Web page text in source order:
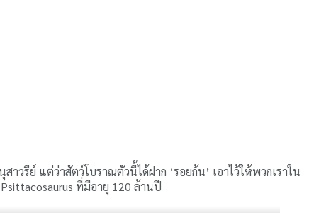
วรีย์ แต่ว่าสัตว์โบราณตัวนี้ได้ฝาก ‘รอยก้น’ เอาไว้ให้พวกเราใน
ที่มีอายุ 120 ล้านปี